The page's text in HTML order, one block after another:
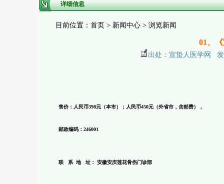
详细信息
目前位置：首页 > 新闻中心 > 浏览新闻
01、
出处：宣蛰人医学网 发
售价：人民币398元（本市）；人民币450元（外省市，含邮费），
邮政编码：246001
联 系 地 址： 安徽安庆莲花骨伤门诊部